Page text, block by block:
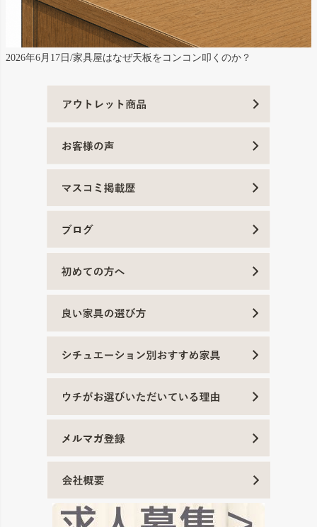
2026年6月17日/家具屋はなぜ天板をコンコン叩くのか？